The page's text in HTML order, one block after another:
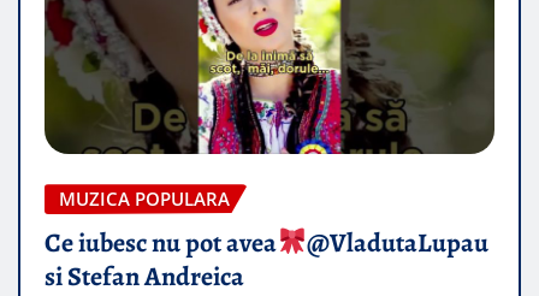
MUZICA POPULARA
Ce iubesc nu pot avea
​@VladutaLupau
si Stefan Andreica